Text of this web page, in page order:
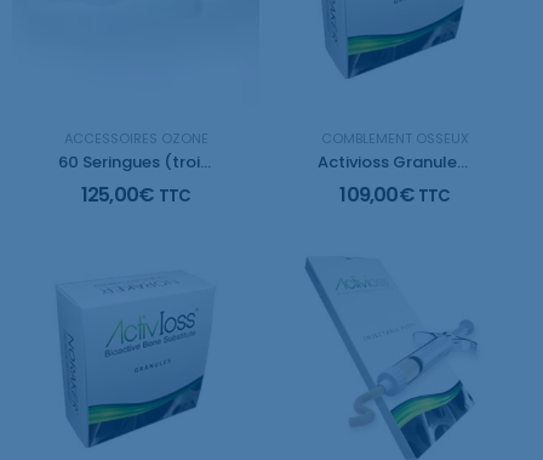
ACCESSOIRES OZONE
60 Seringues (trois pieces) de 60ml
125,00€ TTC
COMBLEMENT OSSEUX
Activioss Granules 0,5
109,00€ TTC